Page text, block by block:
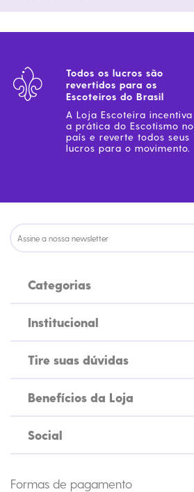
Todos os lucros são
revertidos para os
Escoteiros do Brasil
A Loja Escoteira incentiva
a prática do Escotismo no
país e reverte todos seus
lucros para o movimento.
Categorias
Institucional
Tire suas dúvidas
Benefícios da Loja
Social
Formas de pagamento